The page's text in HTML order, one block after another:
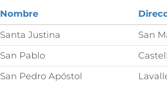
Nombre
Santa Justina San
San Pablo
San Pedro Apóstol